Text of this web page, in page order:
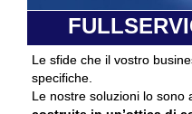
PRIVACY
CONTATTI
Le sfide che il vostro
specifiche.
Le nostre soluzioni lo sono